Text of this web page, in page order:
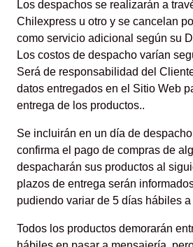
Los despachos se realizarán a
Chilexpress u otro y se cancelan
como servicio adicional según su
Los costos de despacho varían
Será de responsabilidad del
datos entregados en el Sitio Web
entrega de los productos..
Se incluirán en un día de
confirma el pago de compras de
despacharán sus productos al
plazos de entrega serán
pudiendo variar de 5 días hábiles
Todos los productos demorarán